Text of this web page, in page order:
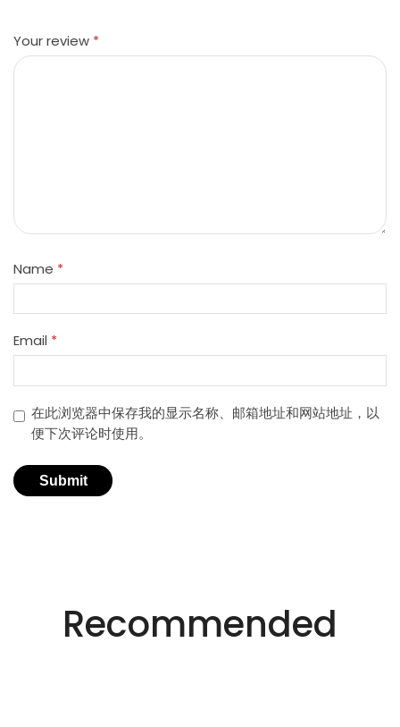
Your review *
Name *
Email *
在此浏览器中保存我的显示名称、邮箱地址和网站地址，以
便下次评论时使用。
创新的激光解决方
案。
Recommended